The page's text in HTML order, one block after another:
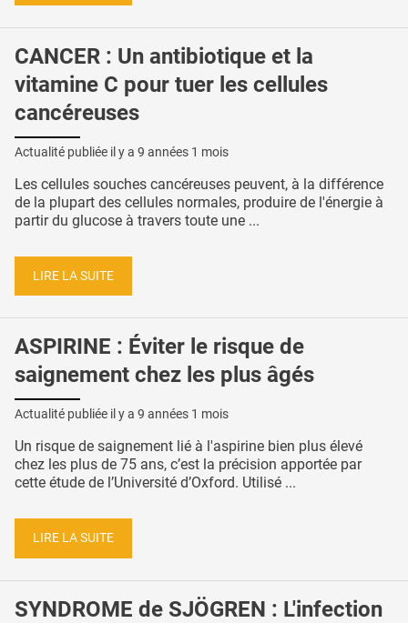
CANCER : Un antibiotique et la
vitamine C pour tuer les cellules
cancéreuses
Actualité publiée il y a 9 années 1 mois
Les cellules souches cancéreuses peuvent, à la différence
de la plupart des cellules normales, produire de l'énergie à
partir du glucose à travers toute une ...
LIRE LA SUITE
ASPIRINE : Éviter le risque de
saignement chez les plus âgés
Actualité publiée il y a 9 années 1 mois
Un risque de saignement lié à l'aspirine bien plus élevé
chez les plus de 75 ans, c’est la précision apportée par
cette étude de l’Université d’Oxford. Utilisé ...
LIRE LA SUITE
SYNDROME de SJÖGREN : L'infection